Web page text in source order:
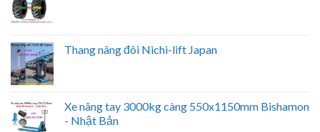
Thang nâng đôi Nichi-lift Japan
Xe nâng tay 3000kg càng 550x1150mm Bishamon
- Nhật Bản